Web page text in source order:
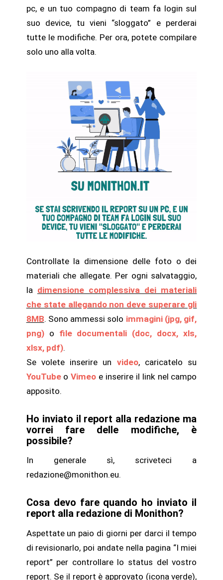
pc, e un tuo compagno di team fa login sul
suo device, tu vieni “sloggato” e perderai
tutte le modifiche. Per ora, potete compilare
solo uno alla volta.
Controllate la dimensione delle foto o dei
materiali che allegate. Per ogni salvataggio,
la dimensione complessiva dei materiali
che state allegando non deve superare gli
8MB. Sono ammessi solo immagini (jpg, gif,
png)o file documentali (doc, docx, xls,
xlsx, pdf).
Se volete inserire un video, caricatelo su
YouTubeoVimeo e inserire il link nel campo
apposito.
Ho inviato il report alla redazione ma
vorrei fare delle modifiche, è
possibile?
In generale sì, scriveteci a
redazione@monithon.eu.
Cosa devo fare quando ho inviato il
report alla redazione di Monithon?
Aspettate un paio di giorni per darci il tempo
di revisionarlo, poi andate nella pagina “I miei
report” per controllare lo status del vostro
report. Se il report è approvato (icona verde),